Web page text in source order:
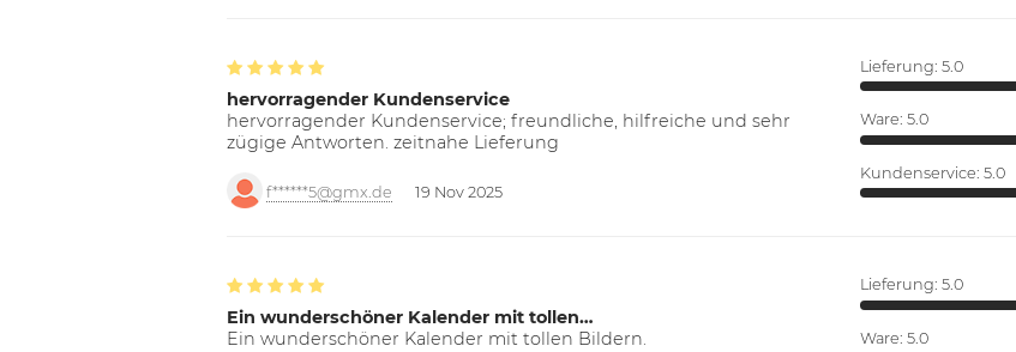
hervorragender Kundenservice
hervorragender Kundenservice; freundliche, hilfreiche und sehr
zügige Antworten. zeitnahe Lieferung
f******5@gmx.de 19 Nov 2025
Lieferung: 5.0
Ware: 5.0
Kundenservice: 5.0
Ein wunderschöner Kalender mit tollen…
Ein wunderschöner Kalender mit tollen Bildern.
Lieferung: 5.0
Ware: 5.0